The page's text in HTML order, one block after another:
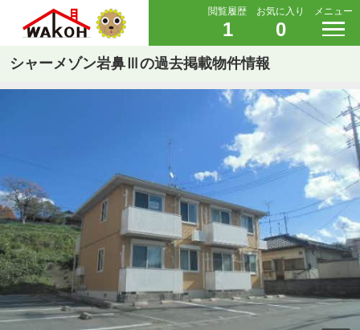
閲覧履歴
1
お気に入り
0
メニュー
シャーメゾン岩鼻Ⅲの過去掲載物件情報